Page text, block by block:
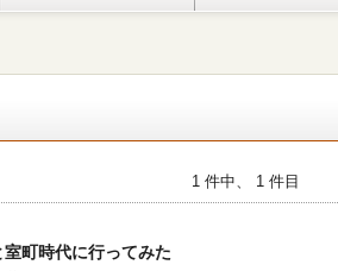
1 件中、 1 件目
室町時代に行ってみた